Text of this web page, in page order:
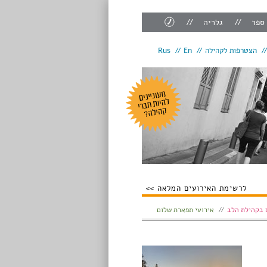
ספר גלריה
צור
קשר
הצטרפות לקהילה En
Rus
לרשימת האירועים המלאה
בקהילת הלב אירועי תפארת שלום